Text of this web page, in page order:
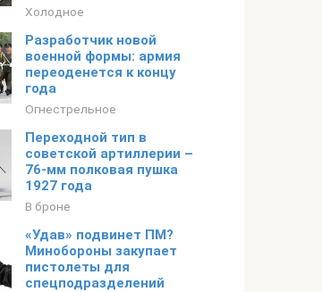
Холодное
Разработчик новой
военной формы: армия
переоденется к концу
года
Огнестрельное
Переходной тип в
советской артиллерии –
76-мм полковая пушка
1927 года
В броне
«Удав» подвинет ПМ?
Минобороны закупает
пистолеты для
спецподразделений